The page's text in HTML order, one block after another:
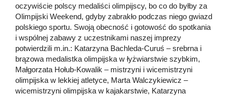
oczywiście polscy medaliści olimpijscy, bo co do byłby za
Olimpijski Weekend, gdyby zabrakło podczas niego gwiazd
polskiego sportu. Swoją obecność i gotowość do spotkania
i wspólnej zabawy z uczestnikami naszej imprezy
potwierdzili m.in.: Katarzyna Bachleda-Curuś – srebrna i
brązowa medalistka olimpijska w łyżwiarstwie szybkim,
Małgorzata Hołub-Kowalik – mistrzyni i wicemistrzyni
olimpijska w lekkiej atletyce, Marta Walczykiewicz –
wicemistrzyni olimpijska w kajakarstwie, Katarzyna